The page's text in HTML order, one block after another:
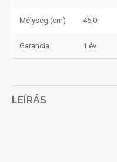
Mélység (cm) 45,0
Garancia 1 év
LEÍRÁS